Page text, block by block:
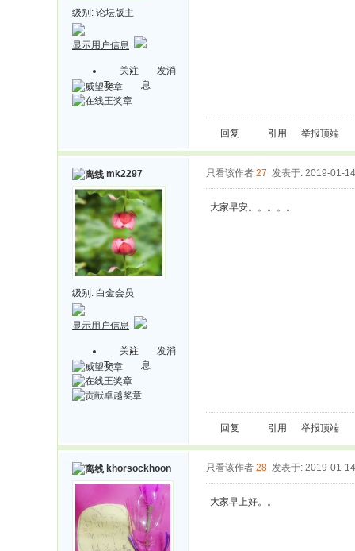
级别: 论坛版主
显示用户信息
关注
Ta
发消
息
回复 引用 举报顶端
mk2297
级别: 白金会员
显示用户信息
关注
Ta
发消
息
只看该作者 27 发表于: 2019-01-14
大家早安。。。。。
回复 引用 举报顶端
khorsockhoon 只看该作者 28 发表于: 2019-01-14
大家早上好。。